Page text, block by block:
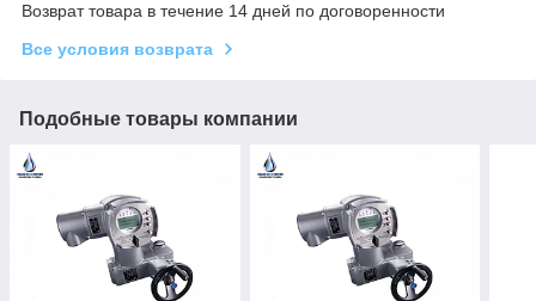
Возврат товара в течение 14 дней по договоренности
Все условия возврата
Подобные товары компании